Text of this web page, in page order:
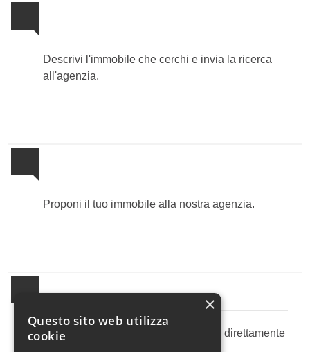
Descrivi l'immobile che cerchi e invia la ricerca
all'agenzia.
Proponi il tuo immobile alla nostra agenzia.
Newsletter Immobiliare
Ricevi le nostre proposte immobiliari direttamente
×
Questo sito web utilizza
cookie